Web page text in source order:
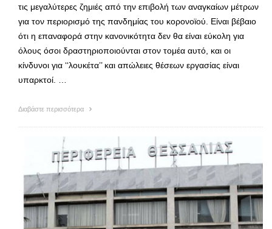
τις μεγαλύτερες ζημιές από την επιβολή των αναγκαίων μέτρων
για τον περιορισμό της πανδημίας του κορονοϊού. Είναι βέβαιο
ότι η επαναφορά στην κανονικότητα δεν θα είναι εύκολη για
όλους όσοι δραστηριοποιούνται στον τομέα αυτό, και οι
κίνδυνοι για ‘‘λουκέτα’’ και απώλειες θέσεων εργασίας είναι
υπαρκτοί. …
Διαβάστε περισσότερα